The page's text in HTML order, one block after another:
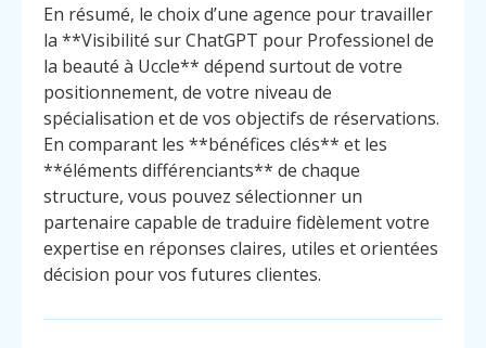
En résumé, le choix d’une agence pour travailler
la **Visibilité sur ChatGPT pour Professionel de
la beauté à Uccle** dépend surtout de votre
positionnement, de votre niveau de
spécialisation et de vos objectifs de réservations.
En comparant les **bénéfices clés** et les
**éléments différenciants** de chaque
structure, vous pouvez sélectionner un
partenaire capable de traduire fidèlement votre
expertise en réponses claires, utiles et orientées
décision pour vos futures clientes.